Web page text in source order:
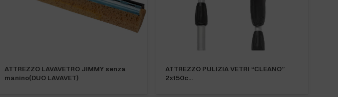
ATTREZZO LAVAVETRO JIMMY senza
manino(DUO LAVAVET)
ATTREZZO PULIZIA VETRI “CLEANO”
2x150c…